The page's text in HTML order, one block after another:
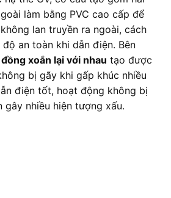
làm bằng PVC cao cấp để
lan truyền ra ngoài, cách
an toàn khi dẫn điện. Bên
xoắn lại với nhau tạo được
bị gãy khi gấp khúc nhiều
điện tốt, hoạt động không bị
gây nhiều hiện tượng xấu.